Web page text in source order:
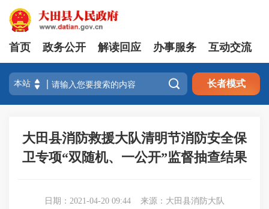
首页 政务公开 解读回应 办事服务 互动交流
 长者模式
大田县消防救援大队清明节消防安全保
卫专项“双随机、一公开”监督抽查结果
日期：2021-04-20 09:44 来源：大田县消防大队